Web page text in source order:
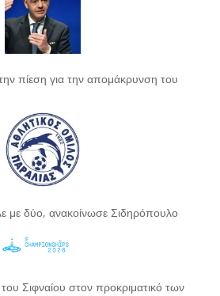
πίεση για την απομάκρυνση του
με δύο, ανακοίνωσε Σιδηρόπουλο
Σιφναίου στον προκριματικό των